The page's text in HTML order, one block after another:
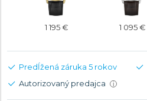
1 195 € 1 095 €
Predĺžená záruka 5 rokov
Autorizovaný predajca
i